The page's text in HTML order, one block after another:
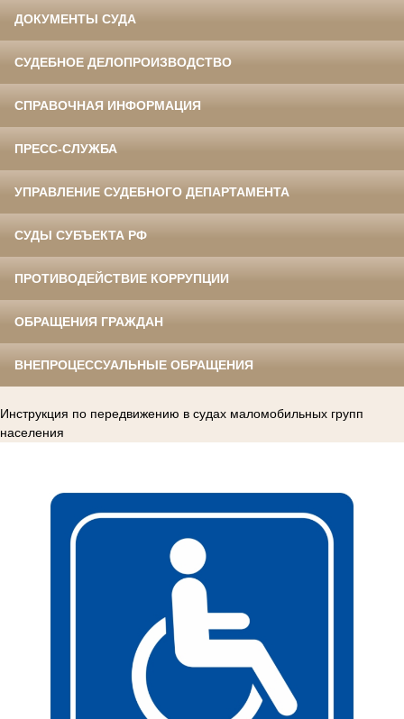
ДОКУМЕНТЫ СУДА
СУДЕБНОЕ ДЕЛОПРОИЗВОДСТВО
СПРАВОЧНАЯ ИНФОРМАЦИЯ
ПРЕСС-СЛУЖБА
УПРАВЛЕНИЕ СУДЕБНОГО ДЕПАРТАМЕНТА
СУДЫ СУБЪЕКТА РФ
ПРОТИВОДЕЙСТВИЕ КОРРУПЦИИ
ОБРАЩЕНИЯ ГРАЖДАН
ВНЕПРОЦЕССУАЛЬНЫЕ ОБРАЩЕНИЯ
Инструкция по передвижению в судах маломобильных групп
населения